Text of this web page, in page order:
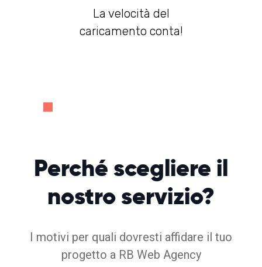
La velocità del
caricamento conta!
Perchéscegliere il
nostro servizio?
I motivi per quali dovresti affidare il tuo
progetto a RB Web Agency